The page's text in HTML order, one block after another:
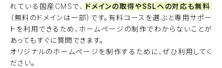
れている国産CMSで、 ドメインの取得やSSLへの対応も無料
（無料のドメインは一部）です。有料コースを選ぶと専用サポー
トを利用できるため、ホームページの制作でわからないことが
あってもすぐに質問できます。
オリジナルのホームページを制作するために、ぜひ利用してく
ださい。